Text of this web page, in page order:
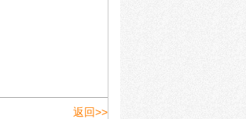
返回>>